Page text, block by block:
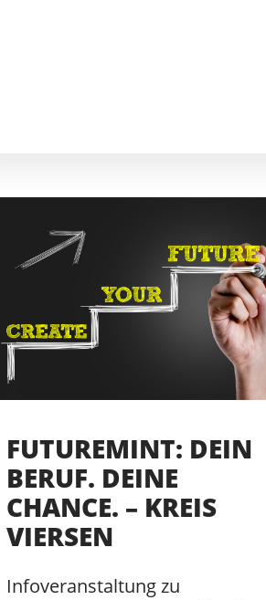
FUTUREMINT: DEIN
BERUF. DEINE
CHANCE. – KREIS
VIERSEN
Infoveranstaltung zu